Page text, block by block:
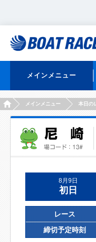
メインメニュー
HOMEメインメニュー 本日の
8月9日
初日
レース
締切予定時刻